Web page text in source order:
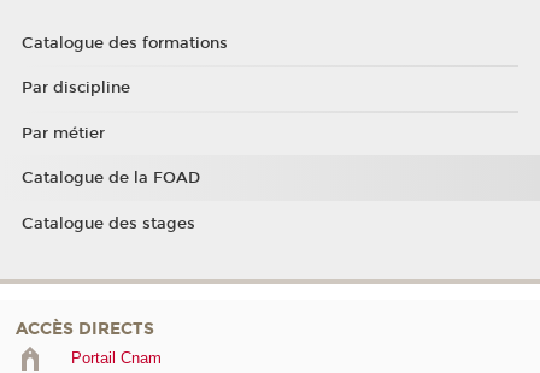
Catalogue des formations
Par discipline
Par métier
Catalogue de la FOAD
Catalogue des stages
ACCÈS DIRECTS
Portail Cnam